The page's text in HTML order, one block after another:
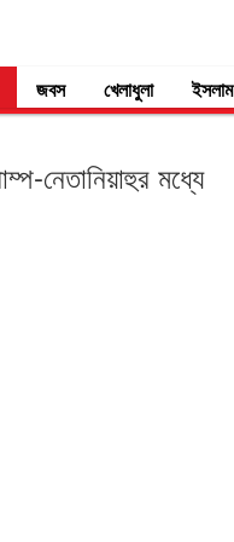
জবস খেলাধুলা ইসলাম
নেতানিয়াহুর মধ্যে